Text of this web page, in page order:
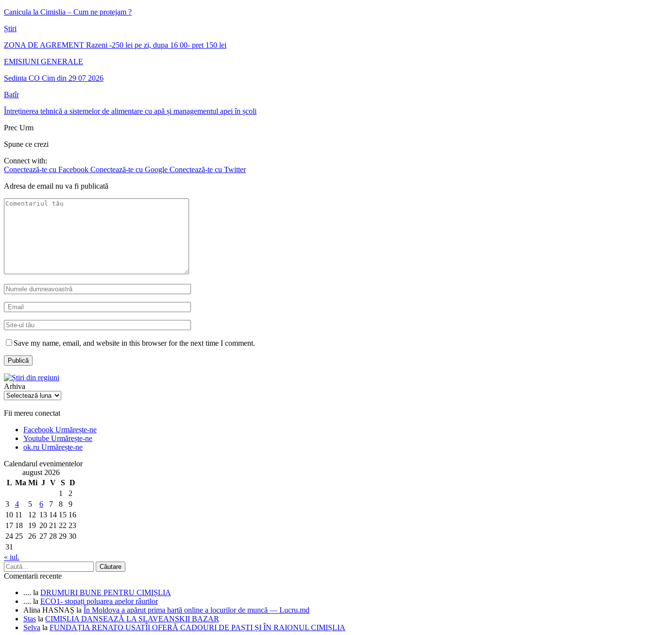
Canicula la Cimislia – Cum ne protejam ?
Știri
ZONA DE AGREMENT Razeni -250 lei pe zi, dupa 16 00- pret 150 lei
EMISIUNI GENERALE
Sedinta CO Cim din 29 07 2026
Batîr
Întreținerea tehnică a sistemelor de alimentare cu apă și managementul apei în școli
Prec Urm
Spune ce crezi
Connect with:
Conectează-te cu Facebook Conectează-te cu Google Conectează-te cu Twitter
Adresa de email nu va fi publicată
Save my name, email, and website in this browser for the next time I comment.
Arhiva
Arhiva
Fii mereu conectat
Facebook Urmărește-ne
Youtube Urmărește-ne
ok.ru Urmărește-ne
Calendarul evenimentelor
august 2026
L Ma Mi J V S D
1
2
3
4 5 6 7 8
9
10 11 12 13 14 15 16
17 18 19 20 21 22 23
24 25 26 27 28 29 30
31
« iul.
Comentarii recente
.... la DRUMURI BUNE PENTRU CIMIȘLIA
.... la ECO1- stopați poluarea apelor râurilor
Alina HASNAȘ la În Moldova a apărut prima hartă online a locurilor de muncă — Lucru.md
Stas la CIMIȘLIA DANSEAZĂ LA SLAVEANSKII BAZAR
Selva la FUNDAȚIA RENATO USATÎI OFERĂ CADOURI DE PAȘTI ȘI ÎN RAIONUL CIMIȘLIA